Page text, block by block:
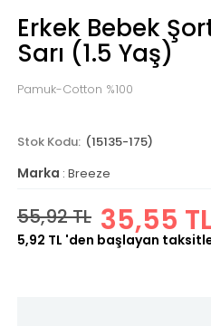
Erkek Bebek
Sarı (1.5 Yaş)
Pamuk-Cotton %100
(15135-175)
Marka : Breeze
55,92 TL 35,55 TL
5,92 TL 'den başlayan